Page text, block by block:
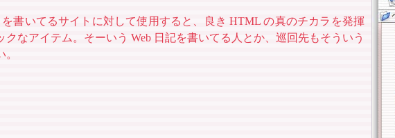
書いてるサイトに対して使用すると、良き HTML の真のチカラを発揮
クなアイテム。そーいう Web 日記を書いてる人とか、巡回先もそういう